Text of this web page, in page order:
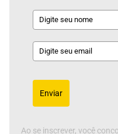
Enviar
Ao se inscrever, você